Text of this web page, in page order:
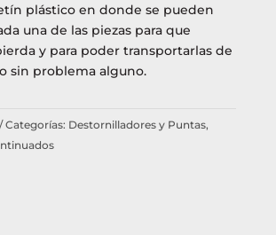
plástico en donde se pueden
una de las piezas para que
y para poder transportarlas de
sin problema alguno.
Categorías: Destornilladores y Puntas,